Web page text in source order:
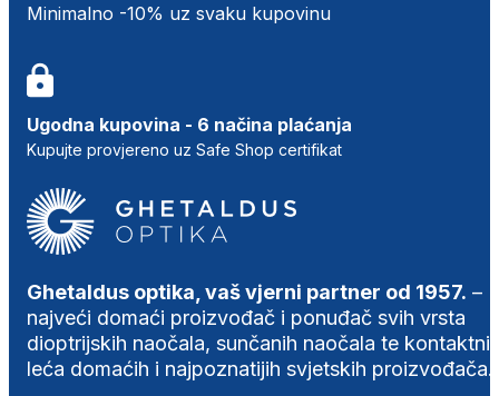
Minimalno -10% uz svaku kupovinu
Ugodna kupovina - 6 načina plaćanja
Kupujte provjereno uz Safe Shop certifikat
Ghetaldus optika, vaš vjerni partner od 1957. –
najveći domaći proizvođač i ponuđač svih vrsta
dioptrijskih naočala, sunčanih naočala te
leća domaćih i najpoznatijih svjetskih proizvođača.